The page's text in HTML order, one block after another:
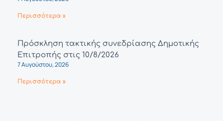
Περισσότερα »
Πρόσκληση τακτικής συνεδρίασης Δημοτικής
Επιτροπής στις 10/8/2026
7 Αυγούστου, 2026
Περισσότερα »